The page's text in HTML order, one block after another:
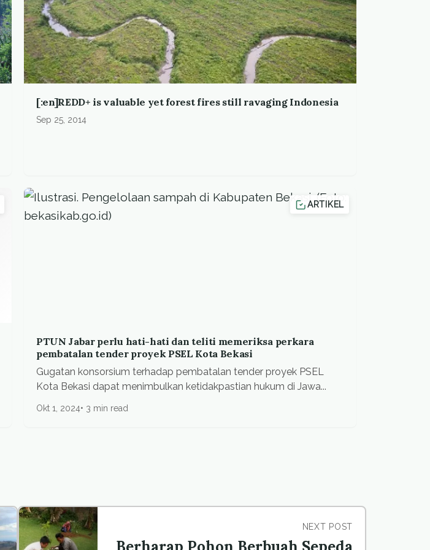
[:en]REDD+ is valuable yet forest fires still ravaging Indonesia
Sep 25, 2014
ARTIKEL
PTUN Jabar perlu hati-hati dan teliti memeriksa perkara
pembatalan tender proyek PSEL Kota Bekasi
Gugatan konsorsium terhadap pembatalan tender proyek PSEL
Kota Bekasi dapat menimbulkan ketidakpastian hukum di Jawa...
Okt 1, 2024 3 min read
NEXT POST